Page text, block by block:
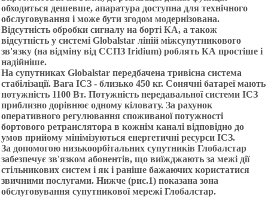
обходиться дешевше, апаратура доступна для технічного
обслуговування і може бути згодом модернізована.
Відсутність обробки сигналу на борті КА, а також
відсутність у системі Globalstar ліній міжсупутникового
зв'язку (на відміну від ССПЗ Іrіdіum) роблять КА простіше і
надійніше.
На супутниках Globalstar передбачена тривісна система
стабілізації. Вага ІСЗ - близько 450 кг. Сонячні батареї мають
потужність 1100 Вт. Потужність передавальної системи ІСЗ
приблизно дорівнює одному кіловату. За рахунок
оперативного регулювання споживаної потужності
бортового ретранслятора в кожнім каналі відповідно до
умов прийому мінімізуються енергетичні ресурси ІСЗ.
За допомогою низькоорбітальних супутників Глобалстар
забезпечує зв'язком абонентів, що виїжджають за межі дії
стільникових систем і як і раніше бажаючих користатися
звичними послугами. Нижче (рис.1) показана зона
обслуговування супутникової мережі Глобалстар.